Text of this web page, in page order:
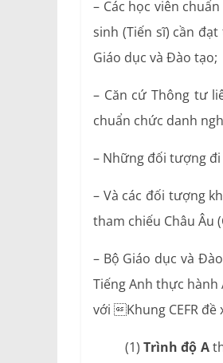
– Các học viên
sinh (Tiến sĩ) cần
Giáo dục và Đào tạo;
– Căn cứ Thông tư
chuẩn chức danh
– Những đối tượng
– Và các đối tượng
tham chiếu Châu Âu
– Bộ Giáo dục và
Tiếng Anh thực hành
với Khung CEFR
(1) Trình độ A